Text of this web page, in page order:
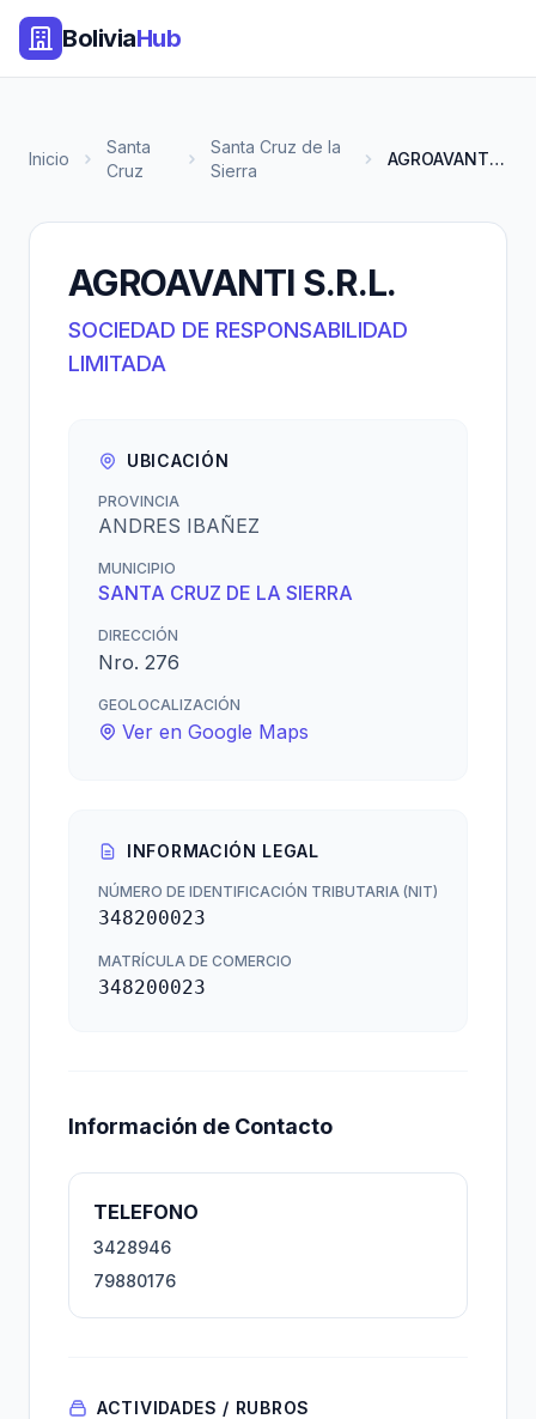
BoliviaHub
Inicio
Santa
Cruz
Santa Cruz de la
Sierra
AGROAVANTI S.R.L.
AGROAVANTI S.R.L.
SOCIEDAD DE RESPONSABILIDAD
LIMITADA
UBICACIÓN
PROVINCIA
ANDRES IBAÑEZ
MUNICIPIO
SANTA CRUZ DE LA SIERRA
DIRECCIÓN
Nro. 276
GEOLOCALIZACIÓN
Ver en Google Maps
INFORMACIÓN LEGAL
NÚMERO DE IDENTIFICACIÓN TRIBUTARIA (NIT)
348200023
MATRÍCULA DE COMERCIO
348200023
Información de Contacto
TELEFONO
3428946
79880176
ACTIVIDADES / RUBROS